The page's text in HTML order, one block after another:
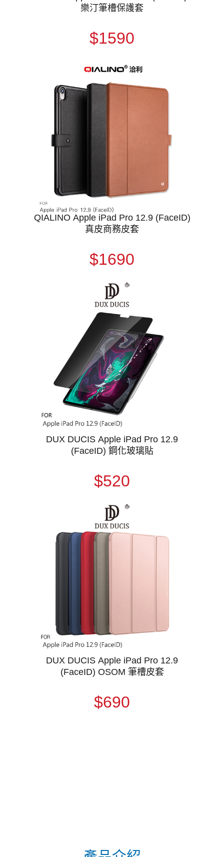
樂汀筆槽保護套
$1590
QIALINO Apple iPad Pro 12.9 (FaceID)
真皮商務皮套
$1690
DUX DUCIS Apple iPad Pro 12.9
(FaceID) 鋼化玻璃貼
$520
DUX DUCIS Apple iPad Pro 12.9
(FaceID) OSOM 筆槽皮套
$690